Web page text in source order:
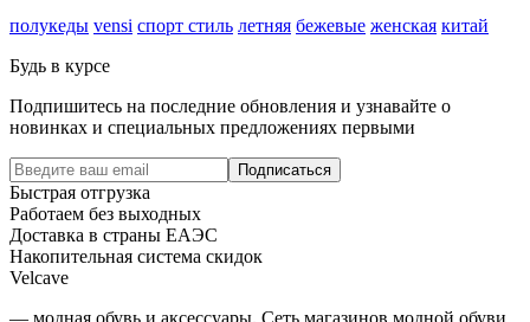
полукеды vensi спорт стиль летняя бежевые женская китай
Будь в курсе
Подпишитесь на последние обновления и узнавайте о
новинках и специальных предложениях первыми
Подписаться
Быстрая отгрузка
Работаем без выходных
Доставка в страны ЕАЭС
Накопительная система скидок
Velcave
— модная обувь и аксессуары. Сеть магазинов модной обуви